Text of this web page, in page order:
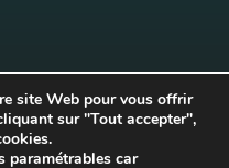
site Web pour vous offrir
sur "Tout accepter",
paramétrables car